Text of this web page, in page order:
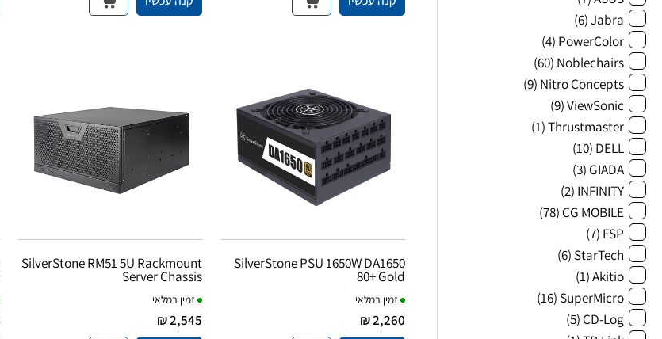
Jabra
(6)
PowerColor
(4)
Noblechairs
(60)
Nitro Concepts
(9)
ViewSonic
(9)
Thrustmaster
(1)
DELL
(10)
GIADA
(3)
INFINITY
(2)
CG MOBILE
(78)
FSP
(7)
StarTech
(6)
Akitio
(1)
SuperMicro
(16)
CD-Log
(5)
SilverStone PSU 1650W DA1650
80+ Gold
זמין במלאי
2,260 ₪
SilverStone RM51 5U Rackmount
Server Chassis
זמין במלאי
2,545 ₪